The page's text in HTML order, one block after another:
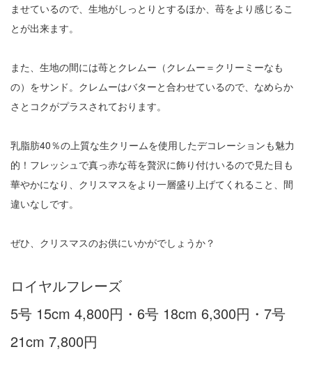
ませているので、生地がしっとりとするほか、苺をより感じるこ
とが出来ます。
また、生地の間には苺とクレムー（クレムー＝クリーミーなも
の）をサンド。クレムーはバターと合わせているので、なめらか
さとコクがプラスされております。
乳脂肪40％の上質な生クリームを使用したデコレーションも魅力
的！フレッシュで真っ赤な苺を贅沢に飾り付けいるので見た目も
華やかになり、クリスマスをより一層盛り上げてくれること、間
違いなしです。
ぜひ、クリスマスのお供にいかがでしょうか？
ロイヤルフレーズ
5号 15cm 4,800円・6号 18cm 6,300円・7号
21cm 7,800円